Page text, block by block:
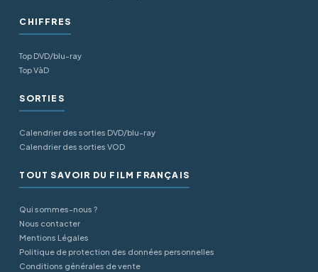
CHIFFRES
Top DVD/blu-ray
Top VàD
SORTIES
Calendrier des sorties DVD/blu-ray
Calendrier des sorties VOD
TOUT SAVOIR DU FILM FRANÇAIS
Qui sommes-nous ?
Nous contacter
Mentions Légales
Politique de protection des données personnelles
Conditions générales de vente